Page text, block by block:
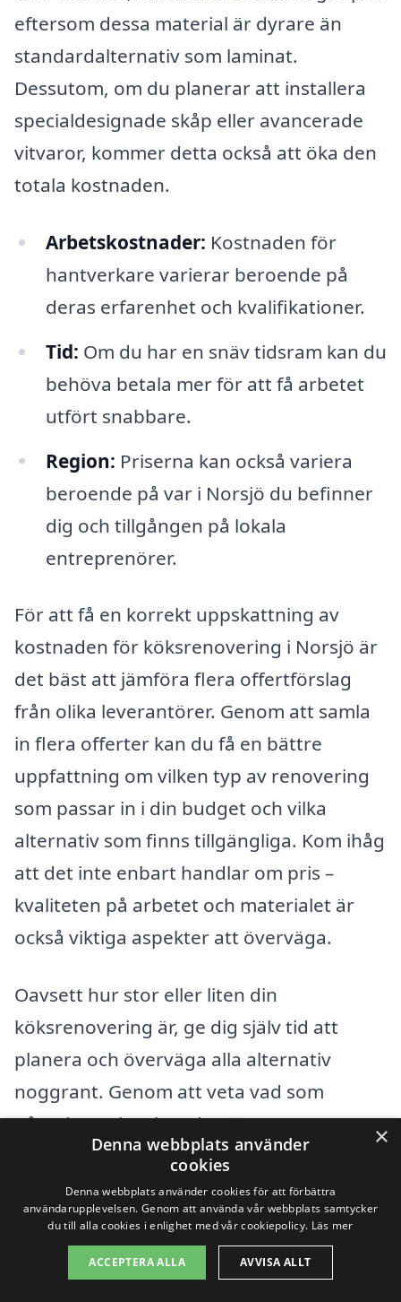
eftersom dessa material är dyrare än
standardalternativ som laminat.
Dessutom, om du planerar att installera
specialdesignade skåp eller avancerade
vitvaror, kommer detta också att öka den
totala kostnaden.
Arbetskostnader: Kostnaden för
hantverkare varierar beroende på
deras erfarenhet och kvalifikationer.
Tid: Om du har en snäv tidsram kan du
behöva betala mer för att få arbetet
utfört snabbare.
Region: Priserna kan också variera
beroende på var i Norsjö du befinner
dig och tillgången på lokala
entreprenörer.
För att få en korrekt uppskattning av
kostnaden för köksrenovering i Norsjö är
det bäst att jämföra flera offertförslag
från olika leverantörer. Genom att samla
in flera offerter kan du få en bättre
uppfattning om vilken typ av renovering
som passar in i din budget och vilka
alternativ som finns tillgängliga. Kom ihåg
att det inte enbart handlar om pris –
kvaliteten på arbetet och materialet är
också viktiga aspekter att överväga.
Oavsett hur stor eller liten din
köksrenovering är, ge dig själv tid att
planera och överväga alla alternativ
noggrant. Genom att veta vad som
påverkar priset kan du göra mer
informerade val och hitta det bästa
företaget för köksrenovering i Norsjö som
uppfyller dina behov och budget.
Få 3 erbjudanden, gratis och utan
×
Denna webbplats använder
cookies
Denna webbplats använder cookies för att förbättra
användarupplevelsen. Genom att använda vår webbplats samtycker
du till alla cookies i enlighet med vår cookiepolicy. Läs mer
ACCEPTERA ALLA AVVISA ALLT